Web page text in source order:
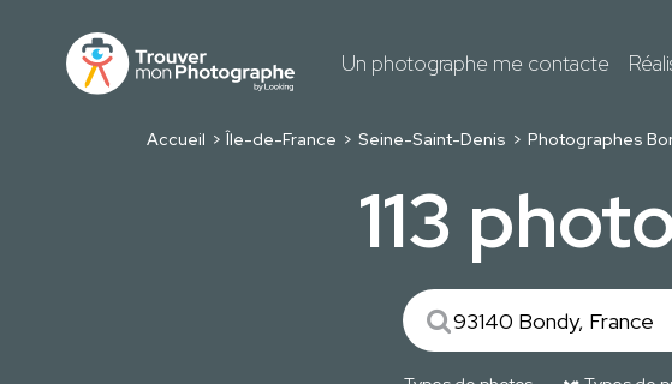
Un photographe me contacte
Accueil Île-de-France Seine-Saint-Denis Photographes
113